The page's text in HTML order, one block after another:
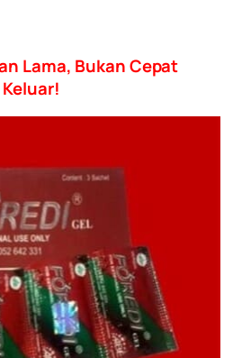
Lama, Bukan Cepat
Keluar!